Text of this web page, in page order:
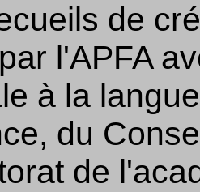
de
l'APFA
à la
du
de